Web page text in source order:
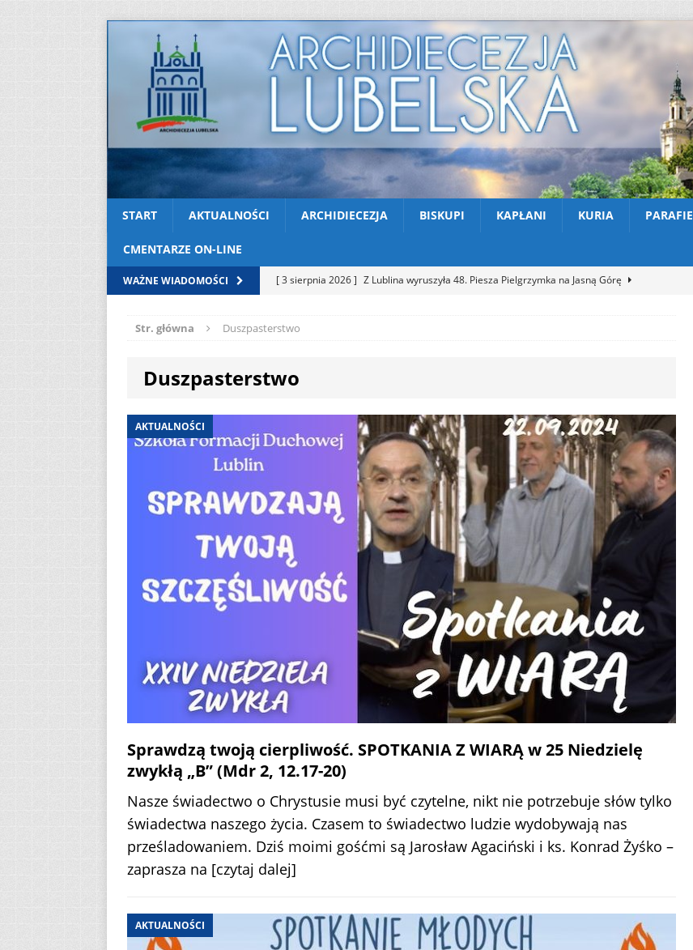
START AKTUALNOŚCI ARCHIDIECEZJA BISKUPI KAPŁANI KURIA PARAFIE
CMENTARZE ON-LINE
WAŻNE WIADOMOŚCI [ 3 sierpnia 2026 ] Z Lublina wyruszyła 48. Piesza Pielgrzymka na Jasną Górę
[ 2 sierpnia 2026 ]
[ 2 sierpnia 2026 ]
12
AKTUALNOŚCI
[ 6 sierpnia 2026 ] Zmarł ks. Ryszard Sowa AKTUALNOŚCI
Str. główna Duszpasterstwo
Duszpasterstwo
AKTUALNOŚCI
Sprawdzą twoją cierpliwość. SPOTKANIA Z WIARĄ w 25 Niedzielę
zwykłą „B” (Mdr 2, 12.17-20)
Nasze świadectwo o Chrystusie musi być czytelne, nikt nie potrzebuje słów tylko
świadectwa naszego życia. Czasem to świadectwo ludzie wydobywają nas
prześladowaniem. Dziś moimi gośćmi są Jarosław Agaciński i ks. Konrad Żyśko –
zaprasza na [czytaj dalej]
AKTUALNOŚCI